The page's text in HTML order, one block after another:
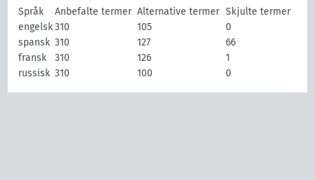
Språk Anbefalte termer Alternative termer Skjulte termer
engelsk310 105
0
spansk 310 127
66
fransk
310 126
1
russisk 310 100 0